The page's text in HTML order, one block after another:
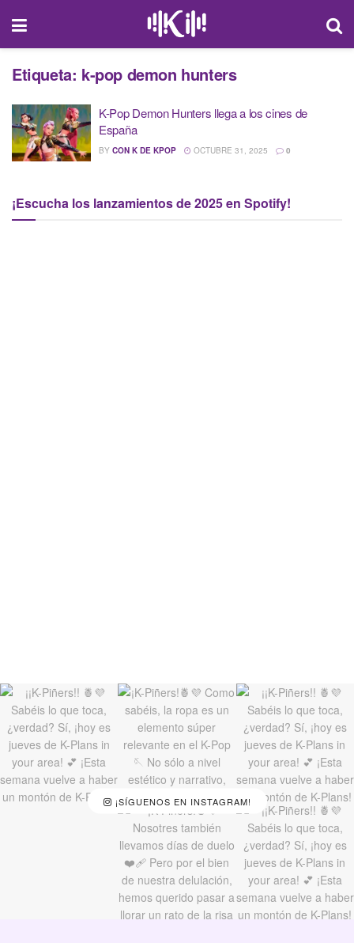
Etiqueta: k-pop demon hunters
K-Pop Demon Hunters llega a los cines de
España
BY CON K DE KPOP OCTUBRE 31, 2025 0
¡Escucha los lanzamientos de 2025 en Spotify!
¡SÍGUENOS EN INSTAGRAM!